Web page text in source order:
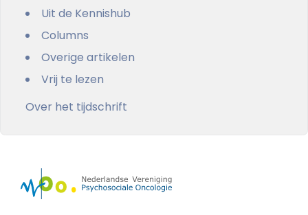
Uit de Kennishub
Columns
Overige artikelen
Vrij te lezen
Over het tijdschrift